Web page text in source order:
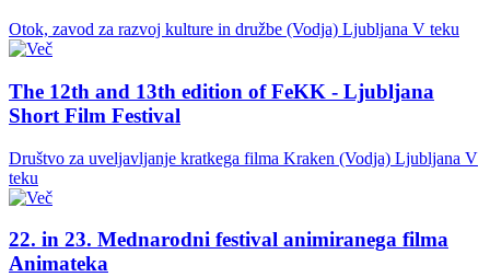
Otok, zavod za razvoj kulture in družbe (Vodja) Ljubljana V teku
The 12th and 13th edition of FeKK - Ljubljana
Short Film Festival
Društvo za uveljavljanje kratkega filma Kraken (Vodja) Ljubljana V
teku
22. in 23. Mednarodni festival animiranega filma
Animateka